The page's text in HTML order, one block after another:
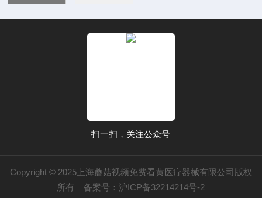
扫一扫，关注公众号
Copyright © 2025上海蘑菇视频免费看黄医疗器械有限公司版权
所有 备案号：沪ICP备32214214号-2